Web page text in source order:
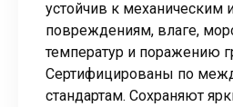
устойчив к механическим
повреждениям, влаге,
температур и поражению
Сертифицированы по
стандартам. Сохраняют